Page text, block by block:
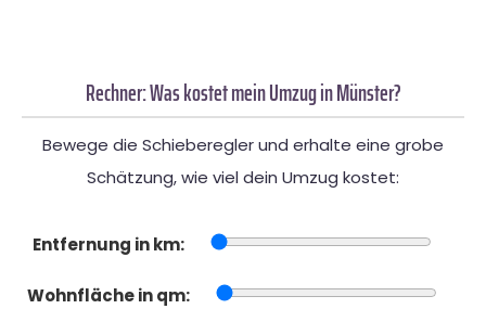
Rechner: Was kostet mein Umzug in Münster?
Bewege die Schieberegler und erhalte eine grobe
Schätzung, wie viel dein Umzug kostet:
Entfernung in km:
Wohnfläche in qm: